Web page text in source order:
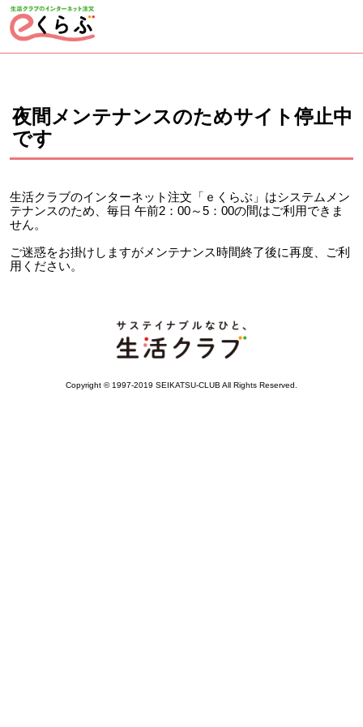
ページの先頭です。
夜間メンテナンスのためサイト停止中
です
生活クラブのインターネット注文「ｅくらぶ」はシステムメン
テナンスのため、毎日 午前2：00～5：00の間はご利用できま
せん。
ご迷惑をお掛けしますがメンテナンス時間終了後に再度、ご利
用ください。
Copyright © 1997-2019 SEIKATSU-CLUB All Rights Reserved.